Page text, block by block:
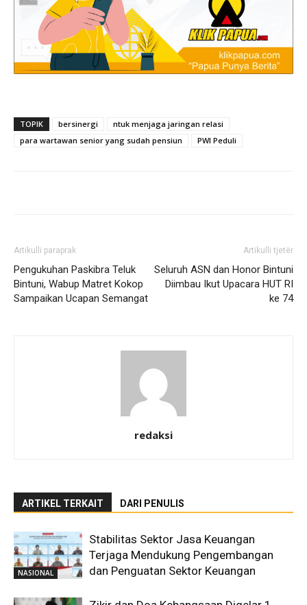
TOPIK bersinergi
ntuk menjaga jaringan relasi
para wartawan senior yang sudah pensiun
PWI Peduli
Artikulli paraprak
Pengukuhan Paskibra Teluk
Bintuni, Wabup Matret Kokop
Sampaikan Ucapan Semangat
Artikulli tjetër
Seluruh ASN dan Honor Bintuni
Diimbau Ikut Upacara HUT RI
ke 74
redaksi
ARTIKEL TERKAIT DARI PENULIS
NASIONAL
Stabilitas Sektor Jasa Keuangan
Terjaga Mendukung Pengembangan
dan Penguatan Sektor Keuangan